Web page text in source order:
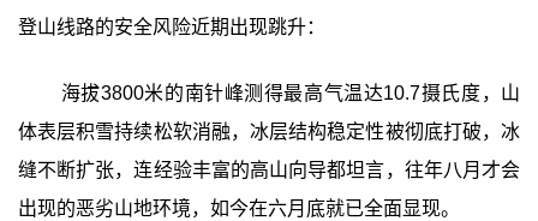
登山线路的安全风险近期出现跳升：
海拔3800米的南针峰测得最高气温达10.7摄氏度，山
体表层积雪持续松软消融，冰层结构稳定性被彻底打破，冰
缝不断扩张，连经验丰富的高山向导都坦言，往年八月才会
出现的恶劣山地环境，如今在六月底就已全面显现。